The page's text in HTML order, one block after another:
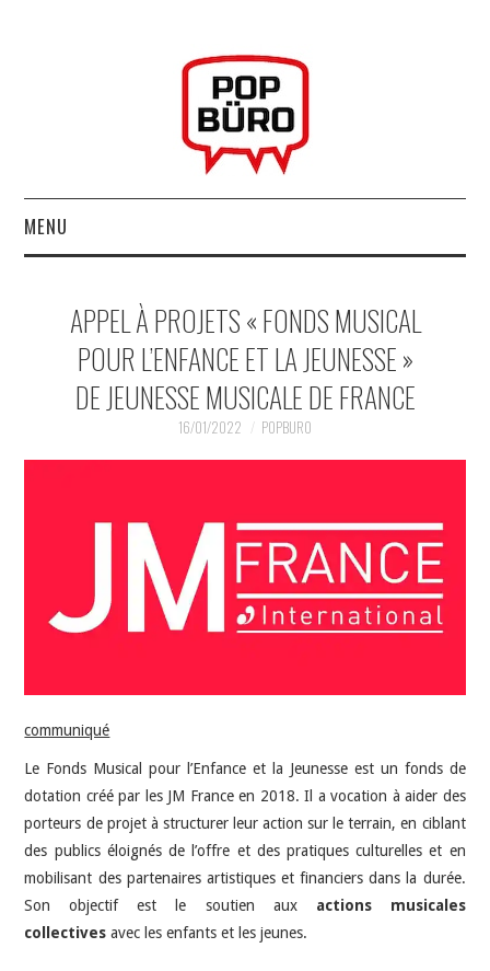
MENU
MUSIQUESACTUELLES.NET
GABBA GABBA HEY !
APPEL À PROJETS « FONDS MUSICAL
POUR L’ENFANCE ET LA JEUNESSE »
DE JEUNESSE MUSICALE DE FRANCE
16/01/2022 POPBURO
communiqué
Le Fonds Musical pour l’Enfance et la Jeunesse est un fonds de
dotation créé par les JM France en 2018. Il a vocation à aider des
porteurs de projet à structurer leur action sur le terrain, en ciblant
des publics éloignés de l’offre et des pratiques culturelles et en
mobilisant des partenaires artistiques et financiers dans la durée.
Son objectif est le soutien aux actions musicales
collectives avec les enfants et les jeunes.